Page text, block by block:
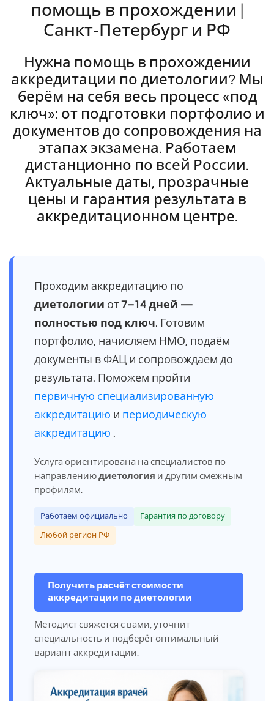
помощь в прохождении |
Санкт-Петербург и РФ
Нужна помощь в прохождении
аккредитации по диетологии? Мы
берём на себя весь процесс «под
ключ»: от подготовки портфолио и
документов до сопровождения на
этапах экзамена. Работаем
дистанционно по всей России.
Актуальные даты, прозрачные
цены и гарантия результата в
аккредитационном центре.
Проходим аккредитацию по
диетологии от 7–14 дней —
полностью под ключ. Готовим
портфолио, начисляем НМО, подаём
документы в ФАЦ и сопровождаем до
результата. Поможем пройти
первичную специализированную
аккредитацию и периодическую
аккредитацию .
Услуга ориентирована на специалистов по
направлению диетология и другим смежным
профилям.
Работаем официально Гарантия по договору
Любой регион РФ
Получить расчёт стоимости
аккредитации по диетологии
Методист свяжется с вами, уточнит
специальность и подберёт оптимальный
вариант аккредитации.